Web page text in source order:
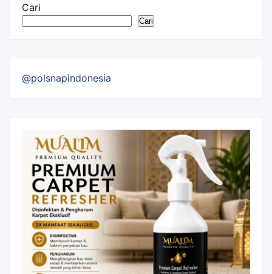
Cari
Cari
@polsnapindonesia